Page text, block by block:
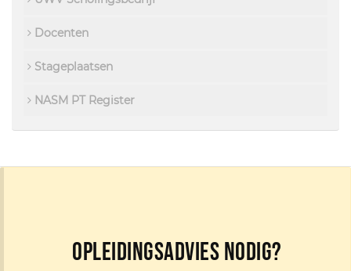
Docenten
Stageplaatsen
NASM PT Register
Opleidingsadvies nodig?